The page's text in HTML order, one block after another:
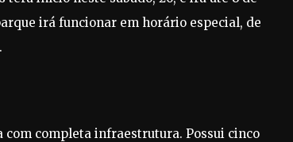
irá funcionar em horário especial, de
completa infraestrutura. Possui cinco